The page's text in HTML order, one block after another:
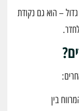
– הוא גם נקודת
בין